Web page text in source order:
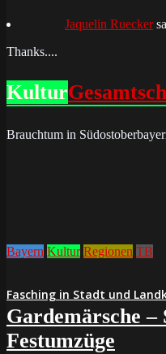
Jaquelin Ruecker
Thanks....
Kultur
Brauchtum in
Bayern Kultur Regionen TB
Fasching in Stadt und
Gardemärsche –
Festumzüge